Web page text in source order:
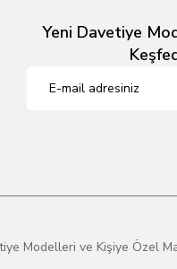
Yeni Davetiye
Modelleri ve Kişiye Özel